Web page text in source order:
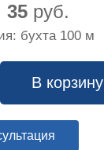
35 руб.
бухта 100 м
В корзину